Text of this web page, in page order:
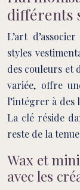
différents
L’art
styles
des couleurs et
variée, offre
l’intégrer à des
La clé réside
reste de la
Wax et
avec les